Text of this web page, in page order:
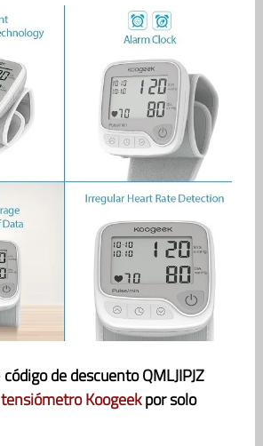
código de descuento QMLJIPJZ
Koogeekpor solo